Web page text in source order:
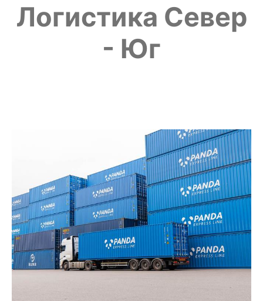
Логистика Север
- Юг